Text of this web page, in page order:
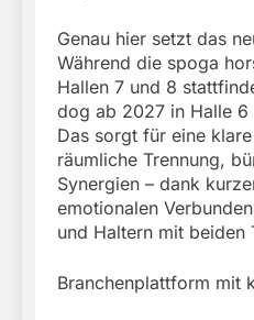
Genau hier setzt das
Während die spoga
Hallen 7 und 8
dog ab 2027 in Halle 6
Das sorgt für eine
räumliche Trennung,
Synergien – dank
emotionalen
und Haltern mit beiden
Branchenplattform mit